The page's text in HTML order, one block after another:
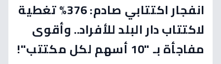
انفجار اكتتابي صادم: 376% تغطية
لاكتتاب دار البلد للأفراد.. وأقوى
مفاجأة بـ "10 أسهم لكل مكتتب"!